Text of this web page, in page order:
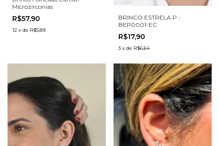
Microzirconias
R$57,90
12 x de R$5,89
BRINCO ESTRELA P -
BEP0001-EC
R$17,90
3 x de R$6,64